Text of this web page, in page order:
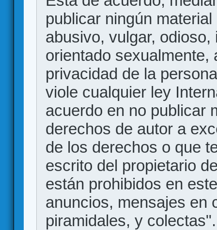
publicar ningún
abusivo, vulgar,
orientado sexualmente,
privacidad de la
viole cualquier ley
acuerdo en no publicar
derechos de autor a
de los derechos o que
escrito del propietario
están prohibidos en
anuncios, mensajes en
piramidales, y colectas".